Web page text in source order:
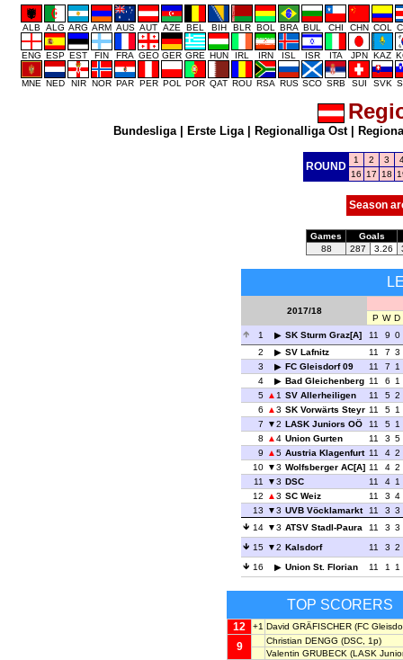
ALB ALG ARG ARM AUS AUT AZE BEL BIH BLR BOL BRA BUL CHI CHN COL
ENG ESP EST FIN FRA GEO GER GRE HUN IRL IRN ISL ISR ITA JPN KAZ
MNE NED NIR NOR PAR PER POL POR QAT ROU RSA RUS SCO SRB SUI SVK
Bundesliga| Erste Liga| Regionalliga Ost|
ROUND
1 2 3
16
17 18
Season
Games
Goals
88
287 3.26
2017/18
P W D
1
SK Sturm Graz[A] 11 9 0
2
SV Lafnitz 11 7 3
3
FC Gleisdorf 09 11 7 1
4
Bad Gleichenberg 11 6 1
5
1 SV Allerheiligen 11 5 2
6
3 SK Vorwärts Steyr 11 5 1
7
2 LASK Juniors OÖ 11 5 1
8
4 Union Gurten 11 3 5
9
5 Austria Klagenfurt 11 4 2
10
3 Wolfsberger AC[A] 11 4 2
11
3 DSC 11 4 1
12
3 SC Weiz 11 3 4
13
3 UVB Vöcklamarkt 11 3 3
14
3 ATSV Stadl-Paura 11 3 3
15
2 Kalsdorf 11 3 2
16
Union St. Florian 11 1 1
TOP SCORERS
12 +1 David GRÄFISCHER (FC
9 Christian DENGG (DSC, 1p)
Valentin GRUBECK (LASK